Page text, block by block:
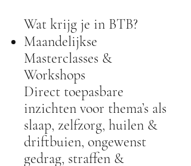
Wat krijg je in BTB?
Maandelijkse
Masterclasses &
Workshops
Direct toepasbare
inzichten voor thema’s als
slaap, zelfzorg, huilen &
driftbuien, ongewenst
gedrag, straffen &